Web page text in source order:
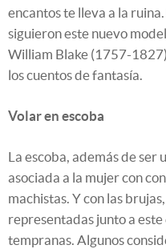
encantos te lleva a la
siguieron este nuevo
William Blake (1757-
los cuentos de fantasía.
Volar en escoba
La escoba, además de ser
asociada a la mujer con
machistas. Y con las
representadas junto a
tempranas. Algunos